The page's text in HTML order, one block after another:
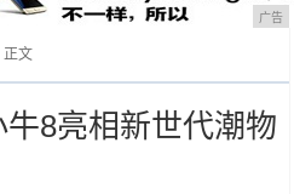
广告
正文
8亮相新世代潮物